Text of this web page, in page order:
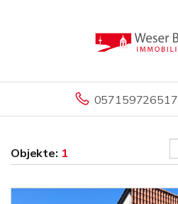
057159726517
Objekte: 1